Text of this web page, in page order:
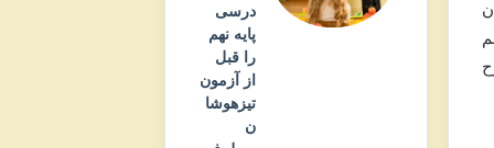
درسی
پایه نهم
را قبل
از آزمون
تیزهوشا
ن